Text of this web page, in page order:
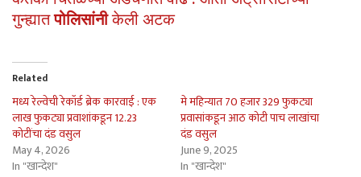
गुन्ह्यातपोलिसांनीकेली अटक
Related
मध्य रेल्वेची रेकॉर्ड ब्रेक कारवाई : एक
लाख फुकट्या प्रवाशांकडून 12.23
कोटींचा दंड वसुल
May 4, 2026
In "खान्देश"
मे महिन्यात 70 हजार 329 फुकट्या
प्रवासांकडून आठ कोटी पाच लाखांचा
दंड वसुल
June 9, 2025
In "खान्देश"